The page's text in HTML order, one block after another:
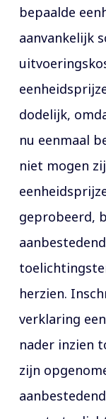
bepaalde
aanvankelijk
dodelijk,
nu eenmaal
niet mogen
geprobeerd,
herzien.
verklaring
nader inzien
zijn